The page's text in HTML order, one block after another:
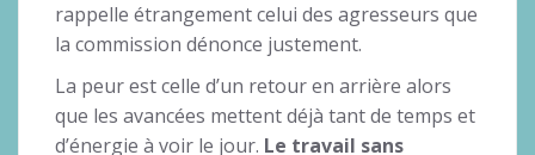
rappelle étrangement celui des agresseurs que
la commission dénonce justement.
La peur est celle d’un retour en arrière alors
que les avancées mettent déjà tant de temps et
d’énergie à voir le jour. Le travail sans